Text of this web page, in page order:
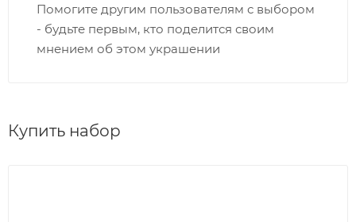
Помогите другим пользователям с выбором
- будьте первым, кто поделится своим
мнением об этом украшении
Купить набор